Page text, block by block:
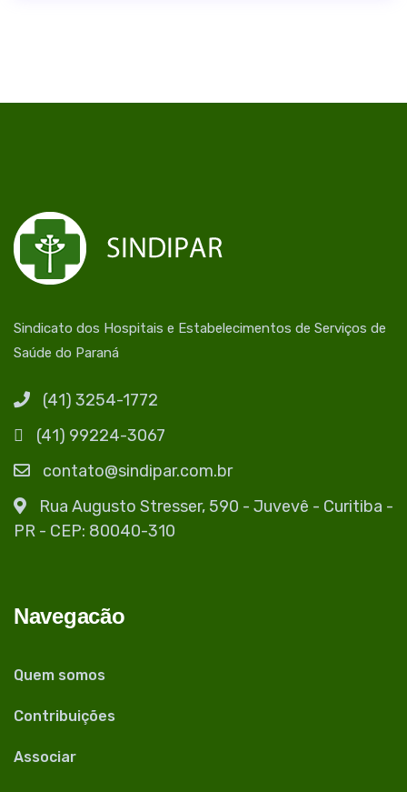
Sindicato dos Hospitais e Estabelecimentos de Serviços de
Saúde do Paraná
(41) 3254-1772
(41) 99224-3067
contato@sindipar.com.br
Rua Augusto Stresser, 590 - Juvevê - Curitiba -
PR - CEP: 80040-310
Navegacão
Quem somos
Contribuições
Associar